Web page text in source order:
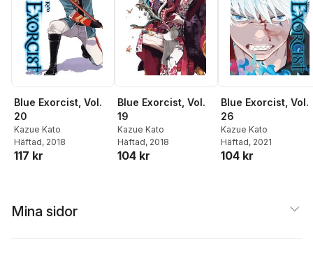
Blue Exorcist, Vol.
20
Kazue Kato
Häftad, 2018
117 kr
Blue Exorcist, Vol.
19
Kazue Kato
Häftad, 2018
104 kr
Blue Exorcist, Vol.
26
Kazue Kato
Häftad, 2021
104 kr
Mina sidor